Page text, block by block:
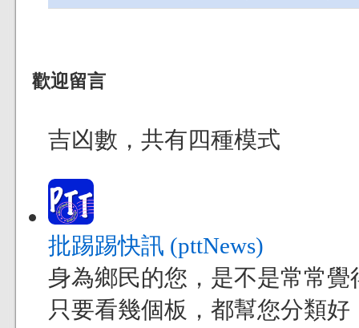
歡迎留言
吉凶數，共有四種模式
批踢踢快訊 (pttNews)
身為鄉民的您，是不是常常
只要看幾個板，都幫您分類